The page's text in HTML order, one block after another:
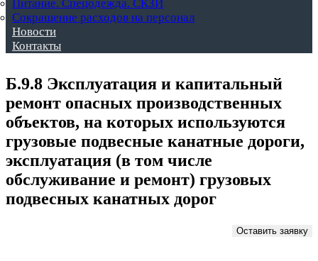
Питание. Спецодежда. СКЗИ
Сокращение расходов на персонал
Новости
Контакты
Б.9.8 Эксплуатация и капитальный
ремонт опасных производственных
объектов, на которых используются
грузовые подвесные канатные дороги,
эксплуатация (в том числе
обслуживание и ремонт) грузовых
подвесных канатных дорог
Оставить заявку